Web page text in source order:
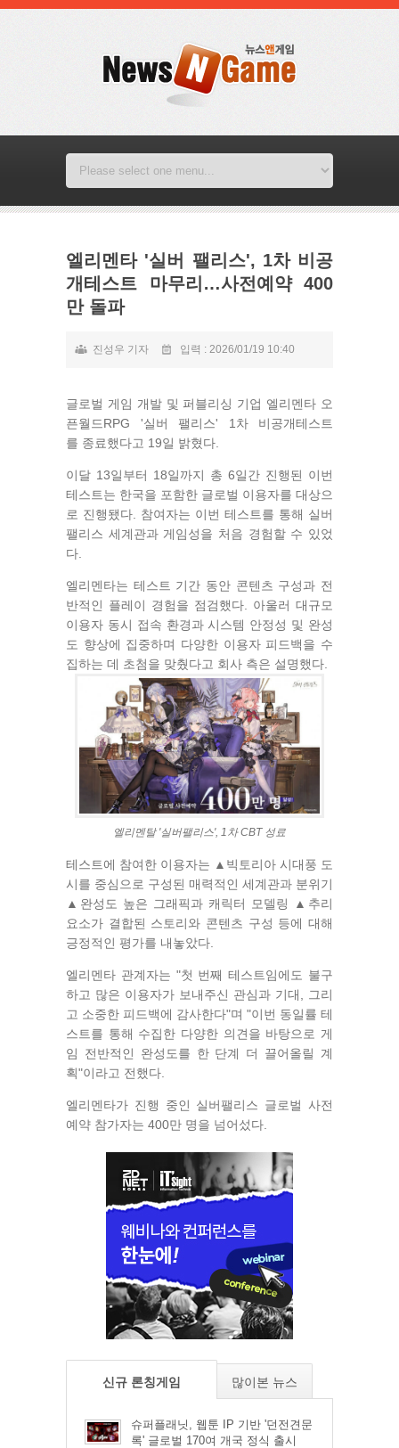
엘리멘타 '실버 팰리스', 1차 비공
개테스트 마무리…사전예약 400
만 돌파
진성우 기자 입력 : 2026/01/19 10:40
글로벌 게임 개발 및 퍼블리싱 기업 엘리멘타 오
픈월드RPG '실버 팰리스' 1차 비공개테스트
를 종료했다고 19일 밝혔다.
이달 13일부터 18일까지 총 6일간 진행된 이번
테스트는 한국을 포함한 글로벌 이용자를 대상으
로 진행됐다. 참여자는 이번 테스트를 통해 실버
팰리스 세계관과 게임성을 처음 경험할 수 있었
다.
엘리멘타는 테스트 기간 동안 콘텐츠 구성과 전
반적인 플레이 경험을 점검했다. 아울러 대규모
이용자 동시 접속 환경과 시스템 안정성 및 완성
도 향상에 집중하며 다양한 이용자 피드백을 수
집하는 데 초첨을 맞췄다고 회사 측은 설명했다.
엘리멘탈 '실버팰리스', 1차 CBT 성료
테스트에 참여한 이용자는 ▲빅토리아 시대풍 도
시를 중심으로 구성된 매력적인 세계관과 분위기
▲완성도 높은 그래픽과 캐릭터 모델링 ▲추리
요소가 결합된 스토리와 콘텐츠 구성 등에 대해
긍정적인 평가를 내놓았다.
엘리멘타 관계자는 "첫 번째 테스트임에도 불구
하고 많은 이용자가 보내주신 관심과 기대, 그리
고 소중한 피드백에 감사한다"며 "이번 동일률 테
스트를 통해 수집한 다양한 의견을 바탕으로 게
임 전반적인 완성도를 한 단계 더 끌어올릴 계
획"이라고 전했다.
엘리멘타가 진행 중인 실버팰리스 글로벌 사전
예약 참가자는 400만 명을 넘어섰다.
신규 론칭게임 많이본 뉴스
슈퍼플래닛, 웹툰 IP 기반 '던전견문
록' 글로벌 170여 개국 정식 출시